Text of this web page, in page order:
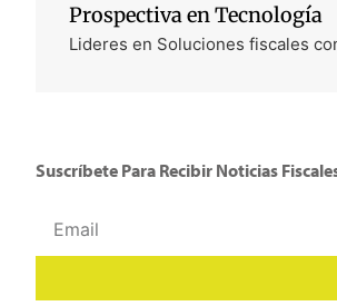
Prospectiva en Tecnología
Lideres en Soluciones fiscales
Suscríbete Para Recibir Noticias